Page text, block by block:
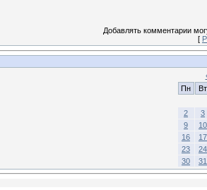
Добавлять комментарии
[
Пн
Вт
2
3
9
10
16
17
23
24
30
31